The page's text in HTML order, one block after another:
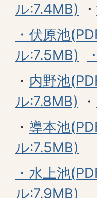
ル:7.4MB) ・
・伏原池
ル:7.5MB)
・ 内野池
ル:7.8MB) ・
・ 導本池
ル:7.5MB)
・水上池
ル:7.9MB)